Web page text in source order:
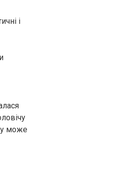
і
може